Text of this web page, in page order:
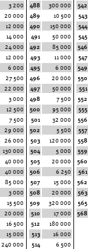
3 200
20 000
12 000
14 000
24 000
12 000
6 000
27 500
22 000
3 000
12 500
7 500
29 000
26 000
130 000
40 000
40 000
85 000
3 000
15 500
20 000
16 500
15 000
240 000
488
300 000
489
10 500
490
150 000
491
50 000
492
85 000
493
11 000
495
6 000
496
20 000
497
50 000
498
7 500
500
95 000
501
32 000
502
5 500
503
120 000
504
5 000
505
20 000
506
6 250
507
15 000
508
20 000
509
320 000
510
17 000
512
180 000
513
16 000
514
6 500
542
543
544
545
546
547
549
550
551
552
555
556
557
558
559
560
561
562
563
565
568